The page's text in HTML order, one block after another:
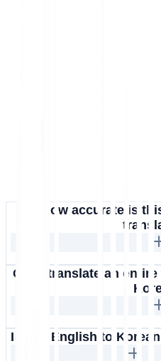
How accurate is
Can I translate an
Is this English to